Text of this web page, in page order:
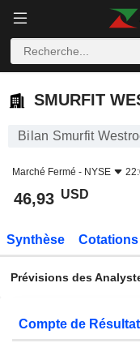
SMURFIT
SMURFIT
Bilan Smurfit
Marché Fermé - NYSE
46,93 USD
Synthèse Cotations
Prévisions des
Compte de Résultat